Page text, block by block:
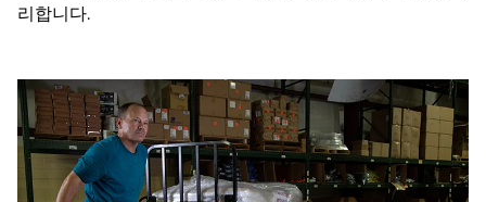
리합니다.